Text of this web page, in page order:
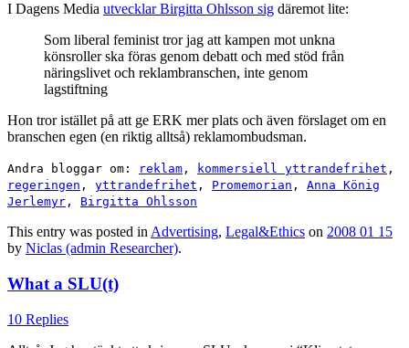
I Dagens Media utvecklar Birgitta Ohlsson sig däremot lite:
Som liberal feminist tror jag att kampen mot unkna
könsroller ska föras genom debatt och med stöd från
näringslivet och reklambranschen, inte genom
lagstiftning
Hon tror istället på att ge ERK mer plats och även förslaget om en
branschen egen (en riktig alltså) reklamombudsman.
Andra bloggar om: reklam , kommersiell yttrandefrihet ,
regeringen , yttrandefrihet , Promemorian , Anna König
Jerlemyr , Birgitta Ohlsson
This entry was posted in Advertising, Legal&Ethics on 2008 01 15
by Niclas (admin Researcher).
What a SLU(t)
10 Replies